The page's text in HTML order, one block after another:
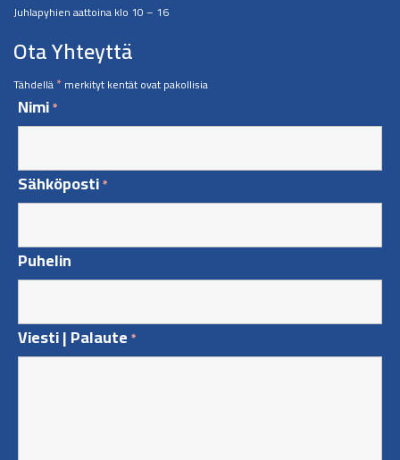
Juhlapyhien aattoina klo 10 – 16
Ota Yhteyttä
Tähdellä*merkityt kentät ovat pakollisia
Nimi*
Sähköposti*
Puhelin
Viesti | Palaute*